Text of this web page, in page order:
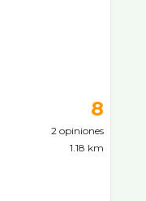
8
2 opiniones
1.18 km